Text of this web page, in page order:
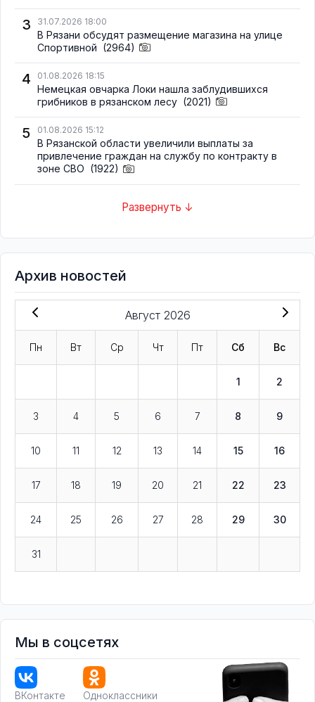
3 31.07.2026 18:00
В Рязани обсудят размещение магазина на улице
Спортивной (2964)
4 01.08.2026 18:15
Немецкая овчарка Локи нашла заблудившихся
грибников в рязанском лесу (2021)
5 01.08.2026 15:12
В Рязанской области увеличили выплаты за
привлечение граждан на службу по контракту в
зоне СВО (1922)
Развернуть ↓
Архив новостей
Август 2026
Пн Вт Ср Чт Пт Сб Вс
1 2
3 4 5 6 7 8 9
10 11 12 13 14 15 16
17 18 19 20 21 22 23
24 25 26 27 28 29 30
31
Мы в соцсетях
ВКонтакте Одноклассники